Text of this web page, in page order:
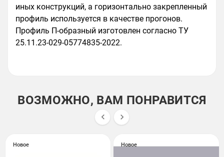
иных конструкций, а горизонтально закрепленный
профиль используется в качестве прогонов.
Профиль П-образный изготовлен согласно ТУ
25.11.23-029-05774835-2022.
ВОЗМОЖНО, ВАМ ПОНРАВИТСЯ
 
Новое Новое